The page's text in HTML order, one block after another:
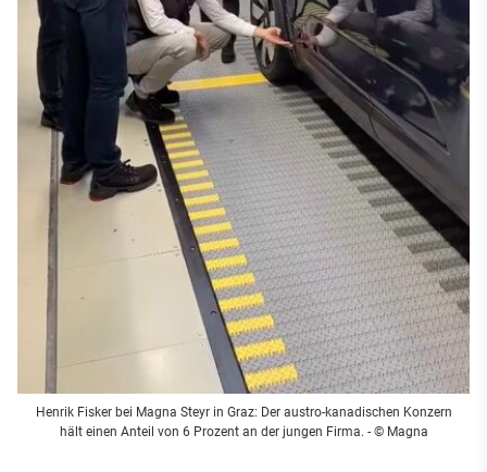
Henrik Fisker bei Magna Steyr in Graz: Der austro-kanadischen Konzern
hält einen Anteil von 6 Prozent an der jungen Firma. - © Magna